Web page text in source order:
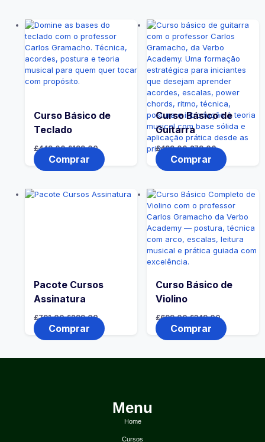
Curso Básico de
Teclado
£449,00 £199,00
Comprar
Curso Básico de
Guitarra
£499,00 £79,00
Comprar
Pacote Cursos
Assinatura
£791,00 £299,00
Comprar
Curso Básico de
Violino
£699,00 £349,00
Comprar
Menu
Home
Cursos